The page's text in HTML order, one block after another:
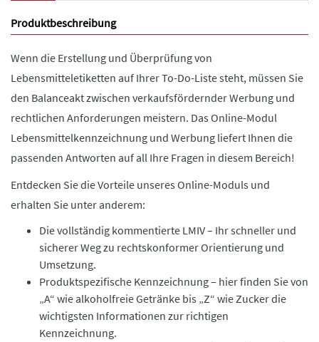
Produktbeschreibung
Wenn die Erstellung und Überprüfung von
Lebensmitteletiketten auf Ihrer To-Do-Liste steht, müssen Sie
den Balanceakt zwischen verkaufsfördernder Werbung und
rechtlichen Anforderungen meistern. Das Online-Modul
Lebensmittelkennzeichnung und Werbung liefert Ihnen die
passenden Antworten auf all Ihre Fragen in diesem Bereich!
Entdecken Sie die Vorteile unseres Online-Moduls und
erhalten Sie unter anderem:
Die vollständig kommentierte LMIV – Ihr schneller und
sicherer Weg zu rechtskonformer Orientierung und
Umsetzung.
Produktspezifische Kennzeichnung – hier finden Sie von
„A“ wie alkoholfreie Getränke bis „Z“ wie Zucker die
wichtigsten Informationen zur richtigen
Kennzeichnung.